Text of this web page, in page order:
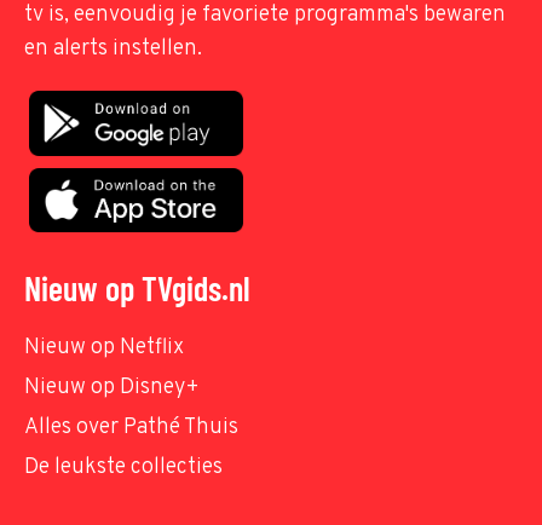
tv is, eenvoudig je favoriete programma's bewaren
en alerts instellen.
Nieuw op TVgids.nl
Nieuw op Netflix
Nieuw op Disney+
Alles over Pathé Thuis
De leukste collecties